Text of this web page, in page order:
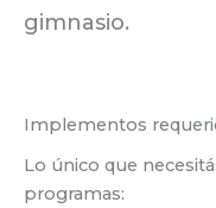
gimnasio.
Implementos
Lo único que
programas: